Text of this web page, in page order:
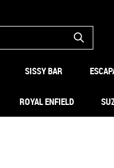
SISSY BAR
ROYAL ENFIELD